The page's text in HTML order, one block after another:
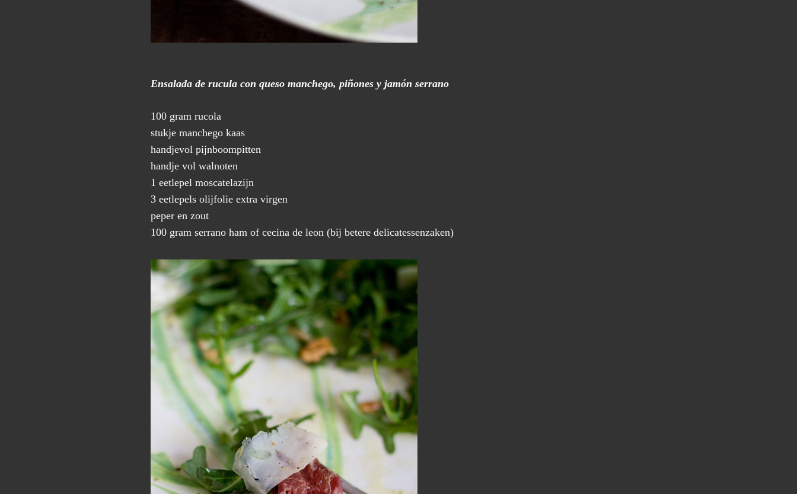
Ensalada de rucula con queso manchego, piñones y jamón serrano
100 gram rucola
stukje manchego kaas
handjevol pijnboompitten
handje vol walnoten
1 eetlepel moscatelazijn
3 eetlepels olijfolie extra virgen
peper en zout
100 gram serrano ham of cecina de leon (bij betere delicatessenzaken)